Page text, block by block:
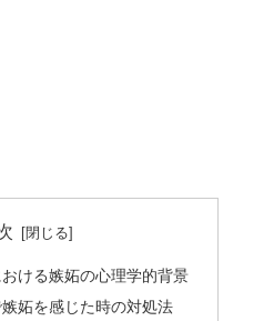
ける嫉妬の心理学的背景
妬を感じた時の対処法